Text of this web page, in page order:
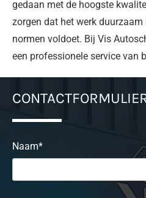
gedaan met de hoogste
zorgen dat het werk
normen voldoet. Bij Vis
een professionele service van
Naam*